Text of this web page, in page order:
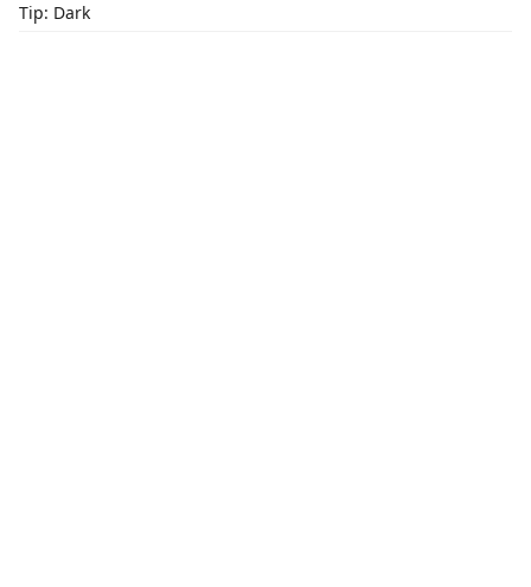
Tip: Dark